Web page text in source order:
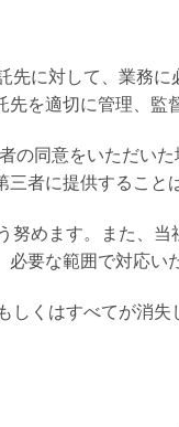
に対して、業務
を適切に管理、監
同意をいただい
者に提供すること
めます。また、
要な範囲で対応い
くはすべてが消